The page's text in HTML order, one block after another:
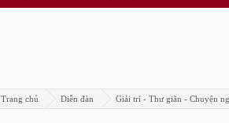
Trang chủ Diễn đàn Giải trí - Thư giãn - Chuyện